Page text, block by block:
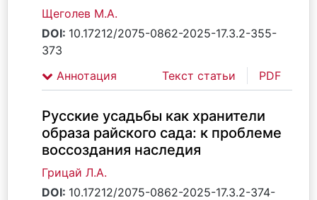
Щеголев М.А.
DOI: 10.17212/2075-0862-2025-17.3.2-355-
373
Аннотация
Текст статьи PDF
Русские усадьбы как хранители
образа райского сада: к проблеме
воссоздания наследия
Грицай Л.А.
DOI: 10.17212/2075-0862-2025-17.3.2-374-